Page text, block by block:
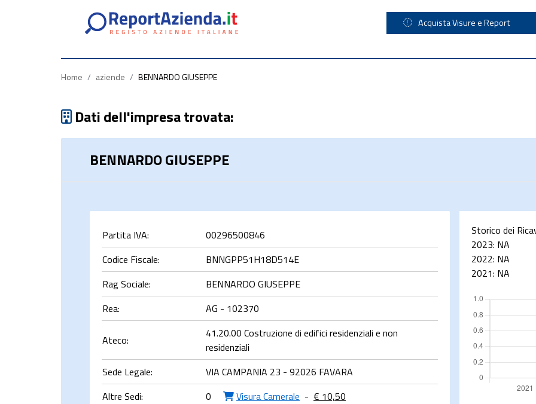
Acquista Visure e Report
Home / aziende / BENNARDO GIUSEPPE
Dati dell'impresa trovata:
BENNARDO GIUSEPPE
Partita IVA:
00296500846
Codice Fiscale:
BNNGPP51H18D514E
Rag Sociale:
BENNARDO GIUSEPPE
Rea:
AG - 102370
Ateco:
41.20.00 Costruzione di edifici residenziali e non
residenziali
Sede Legale:
VIA CAMPANIA 23 - 92026 FAVARA
Altre Sedi:
0 Visura Camerale - € 10,50
Storico dei
2023: NA
2022: NA
2021: NA